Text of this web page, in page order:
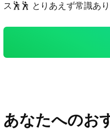
ス🕺🕺 とりあえず常識ありゃそれでオッケー👌一応ルール聞いてく？
合うかすぐ消して欲しい
ロ #NARUTO #進撃の巨人 #リゼロ #はたらく細胞 #ツイステ #にじさ
んじ #ハイキュー #ヒプマ
あなたへのお